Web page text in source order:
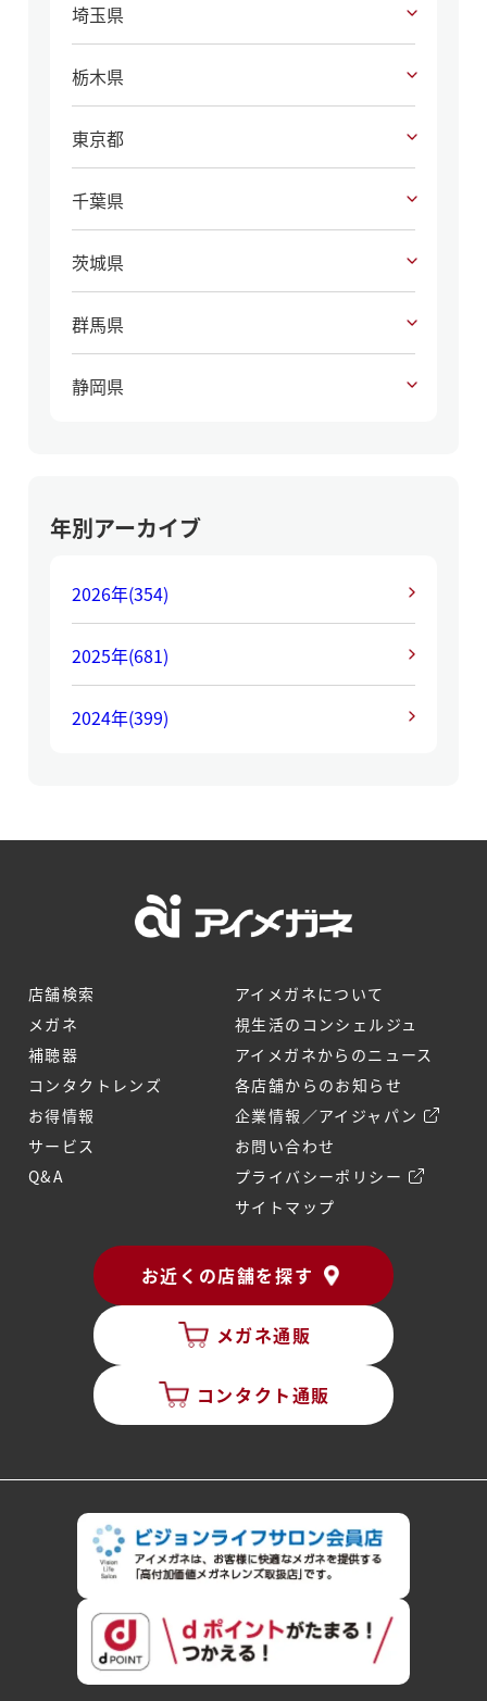
埼玉県
栃木県
東京都
千葉県
茨城県
群馬県
静岡県
年別アーカイブ
2026年(354)
2025年(681)
2024年(399)
店舗検索
メガネ
補聴器
コンタクトレンズ
お得情報
サービス
Q&A
アイメガネについて
視生活のコンシェルジュ
アイメガネからのニュース
各店舗からのお知らせ
企業情報／アイジャパン
お問い合わせ
プライバシーポリシー
サイトマップ
お近くの店舗を探す
メガネ通販
コンタクト通販